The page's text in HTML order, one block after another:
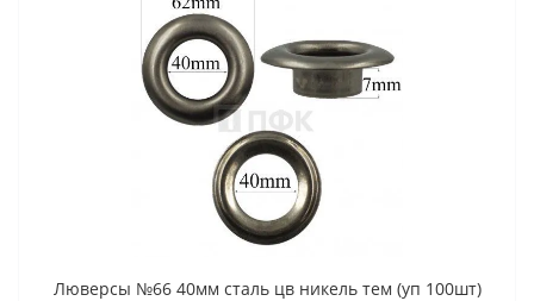
Люверсы №66 40мм сталь цв никель тем (уп 100шт)